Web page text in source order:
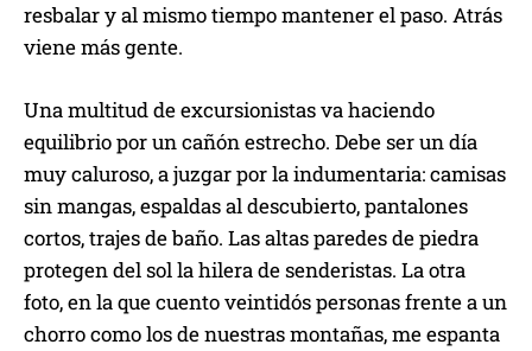
resbalar y al mismo tiempo mantener el paso. Atrás
viene más gente.
Una multitud de excursionistas va haciendo
equilibrio por un cañón estrecho. Debe ser un día
muy caluroso, a juzgar por la indumentaria: camisas
sin mangas, espaldas al descubierto, pantalones
cortos, trajes de baño. Las altas paredes de piedra
protegen del sol la hilera de senderistas. La otra
foto, en la que cuento veintidós personas frente a un
chorro como los de nuestras montañas, me espanta